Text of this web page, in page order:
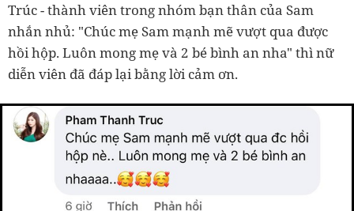
Trúc - thành viên trong nhóm bạn thân của Sam
nhắn nhủ: "Chúc mẹ Sam mạnh mẽ vượt qua được
hồi hộp. Luôn mong mẹ và 2 bé bình an nha" thì nữ
diễn viên đã đáp lại bằng lời cảm ơn.